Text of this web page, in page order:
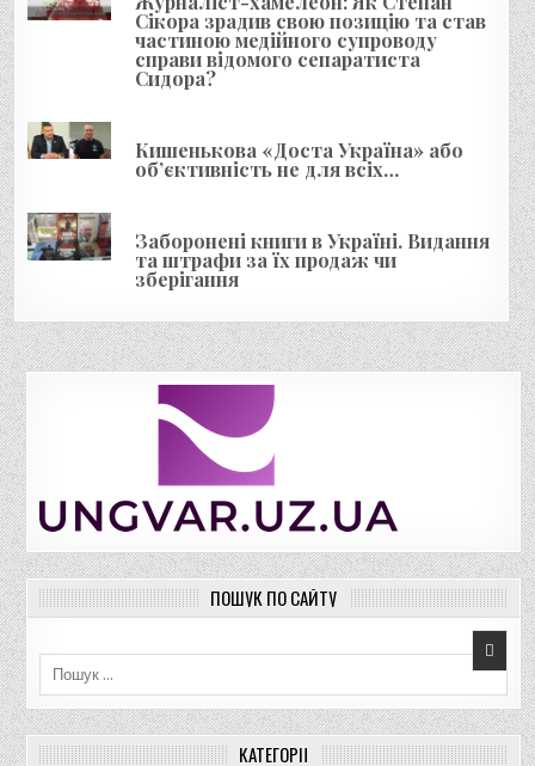
в Сікора зрадив свою позицію та став
частиною медійного супроводу
справи відомого сепаратиста
Сидора?
Кишенькова «Доста Україна» або
об’єктивність не для всіх…
Заборонені книги в Україні. Видання
та штрафи за їх продаж чи
зберігання
ПОШУК ПО САЙТУ
КАТЕГОРІЇ